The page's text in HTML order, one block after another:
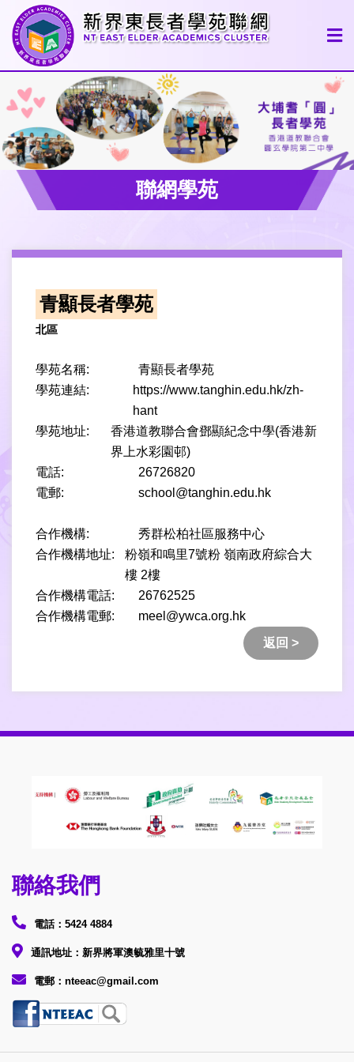
聯網學苑
青顯長者學苑
北區
學苑名稱:
青顯長者學苑
學苑連結:
https://www.tanghin.edu.hk/zh-
hant
學苑地址:
香港道教聯合會鄧顯紀念中學(香港新
界上水彩園邨)
電話:
26726820
電郵:
school@tanghin.edu.hk
合作機構:
秀群松柏社區服務中心
合作機構地址:
粉嶺和鳴里7號粉 嶺南政府綜合大
樓 2樓
合作機構電話:
26762525
合作機構電郵:
meel@ywca.org.hk
返回 >
聯絡我們
電話：5424 4884
通訊地址：新界將軍澳毓雅里十號
電郵：nteeac@gmail.com